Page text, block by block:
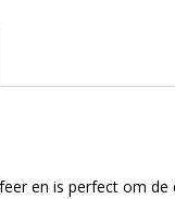
en is perfect om